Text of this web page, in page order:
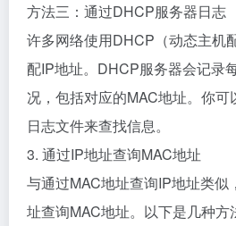
方法三：通过DHCP服务器日志
许多网络使用DHCP（动态主机
配IP地址。DHCP服务器会记录
况，包括对应的MAC地址。你
日志文件来查找信息。
3. 通过IP地址查询MAC地址
与通过MAC地址查询IP地址类似
址查询MAC地址。以下是几种方